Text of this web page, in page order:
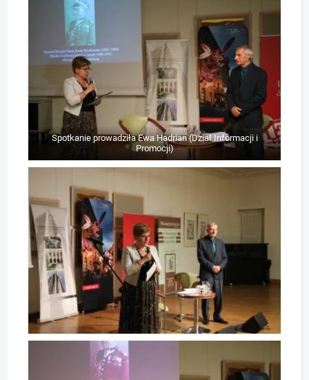
Spotkanie prowadziła Ewa Hadrian (Dział Informacji i
Promocji)